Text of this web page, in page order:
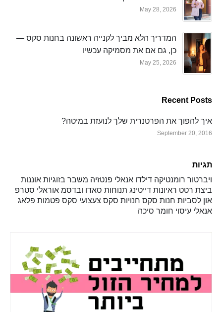
May 28, 2026
המדריך הלא מביך לקנייה ראשונה בחנות סקס —
כן, גם אם את מסמיקה עכשיו
May 25, 2026
Recent Posts
איך להפוך את הפרטנרית שלך לנועזת במיטה?
September 20, 2016
תגיות
ויברטור רומנטיקה דילדו אנאלי פנטזיה משבר בזוגיות אוננות
ביצת רטט ראיונות דייטינג תנוחות סאדו ובדסמ אוראלי סטרפ
און לסביות חנות סקס חנויות סקס צעצועי סקס פטמות פלאג
אנאלי עיסוי חומר סיכה